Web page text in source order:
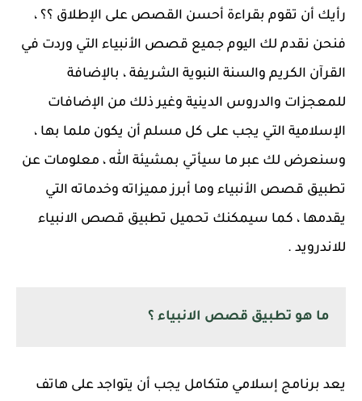
رأيك أن تقوم بقراءة أحسن القصص على الإطلاق ؟؟ ،
فنحن نقدم لك اليوم جميع قصص الأنبياء التي وردت في
القرآن الكريم والسنة النبوية الشريفة ، بالإضافة
للمعجزات والدروس الدينية وغير ذلك من الإضافات
الإسلامية التي يجب على كل مسلم أن يكون ملما بها ،
وسنعرض لك عبر ما سيأتي بمشيئة الله ، معلومات عن
تطبيق قصص الأنبياء وما أبرز مميزاته وخدماته التي
يقدمها ، كما سيمكنك تحميل تطبيق قصص الانبياء
للاندرويد .
ما هو تطبيق قصص الانبياء ؟
يعد برنامج إسلامي متكامل يجب أن يتواجد على هاتف